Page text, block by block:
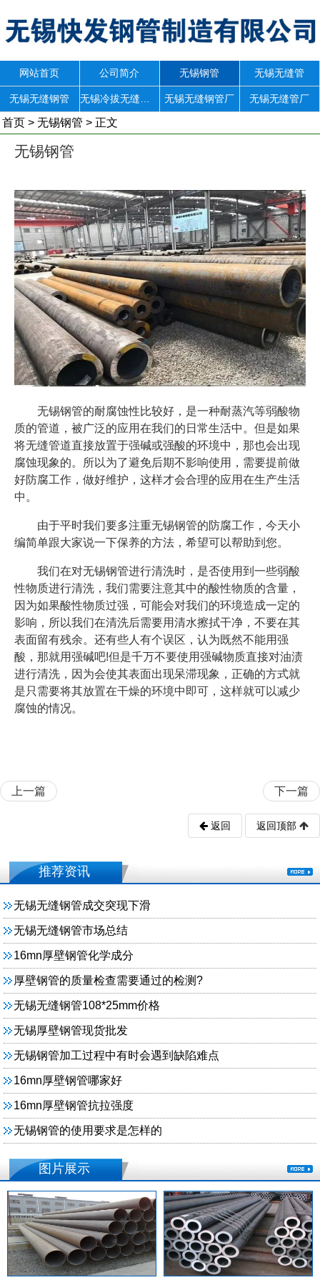
网站首页 公司简介 无锡钢管 无锡无缝管
无锡无缝钢管 无锡无缝钢管厂 无锡无缝管厂
首页 > 无锡钢管 > 正文
无锡钢管
无锡钢管的耐腐蚀性比较好，是一种耐蒸汽等弱酸物
质的管道，被广泛的应用在我们的日常生活中。但是如果
将无缝管道直接放置于强碱或强酸的环境中，那也会出现
腐蚀现象的。所以为了避免后期不影响使用，需要提前做
好防腐工作，做好维护，这样才会合理的应用在生产生活
中。
由于平时我们要多注重无锡钢管的防腐工作，今天小
编简单跟大家说一下保养的方法，希望可以帮助到您。
我们在对无锡钢管进行清洗时，是否使用到一些弱酸
性物质进行清洗，我们需要注意其中的酸性物质的含量，
因为如果酸性物质过强，可能会对我们的环境造成一定的
影响，所以我们在清洗后需要用清水擦拭干净，不要在其
表面留有残余。还有些人有个误区，认为既然不能用强
酸，那就用强碱吧!但是千万不要使用强碱物质直接对油渍
进行清洗，因为会使其表面出现呆滞现象，正确的方式就
是只需要将其放置在干燥的环境中即可，这样就可以减少
腐蚀的情况。
上一篇 下一篇
返回 返回顶部
推荐资讯
无锡无缝钢管成交突现下滑
无锡无缝钢管市场总结
16mn厚壁钢管化学成分
厚壁钢管的质量检查需要通过的检测?
无锡无缝钢管108*25mm价格
无锡厚壁钢管现货批发
无锡钢管加工过程中有时会遇到缺陷难点
16mn厚壁钢管哪家好
16mn厚壁钢管抗拉强度
无锡钢管的使用要求是怎样的
图片展示